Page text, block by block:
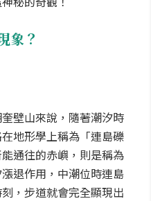
象？
壁山來說，隨著潮汐時
地形學上稱為「連島礫
通往的赤嶼，則是稱為
退作用，中潮位時連島
，步道就會完全顯現出